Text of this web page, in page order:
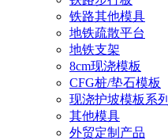
铁路其他模具
地铁疏散平台
地铁支架
8cm现浇模板
CFG桩/垫石模板
现浇护坡模板系列
其他模具
外贸定制产品